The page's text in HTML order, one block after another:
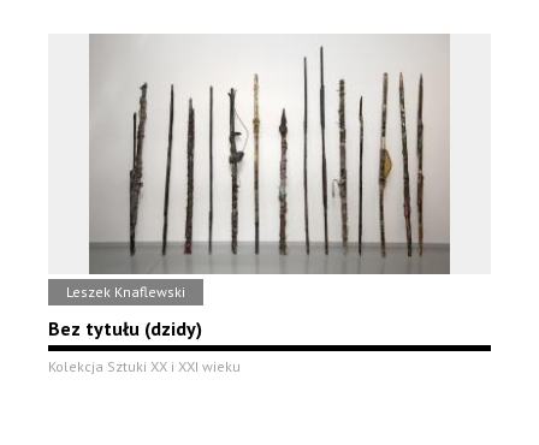
Leszek Knaflewski
Bez tytułu (dzidy)
Kolekcja Sztuki XX i XXI wieku